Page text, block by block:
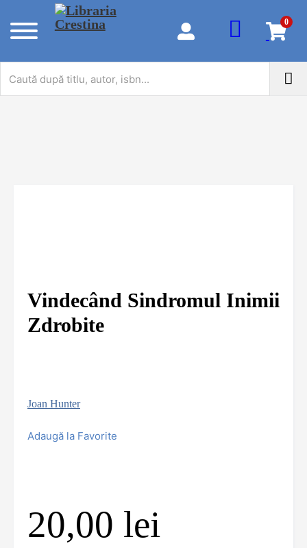
0
Vindecând Sindromul Inimii
Zdrobite
Joan Hunter
Adaugă la Favorite
20,00 lei